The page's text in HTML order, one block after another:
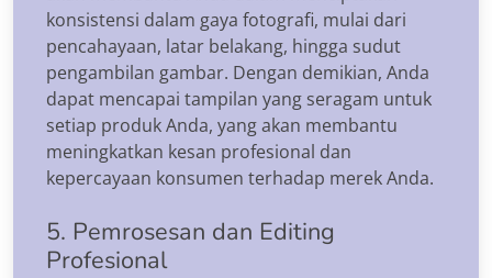
konsistensi dalam gaya fotografi, mulai dari
pencahayaan, latar belakang, hingga sudut
pengambilan gambar. Dengan demikian, Anda
dapat mencapai tampilan yang seragam untuk
setiap produk Anda, yang akan membantu
meningkatkan kesan profesional dan
kepercayaan konsumen terhadap merek Anda.
5. Pemrosesan dan Editing
Profesional